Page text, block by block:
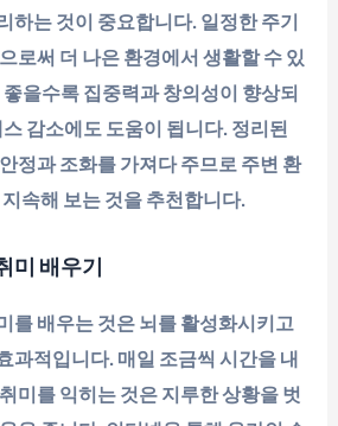
하는 것이 중요합니다. 일정한 주기
로써 더 나은 환경에서 생활할 수 있
을수록 집중력과 창의성이 향상되
감소에도 도움이 됩니다. 정리된
정과 조화를 가져다 주므로 주변 환
속해 보는 것을 추천합니다.
미 배우기
를 배우는 것은 뇌를 활성화시키고
과적입니다. 매일 조금씩 시간을 내
미를 익히는 것은 지루한 상황을 벗